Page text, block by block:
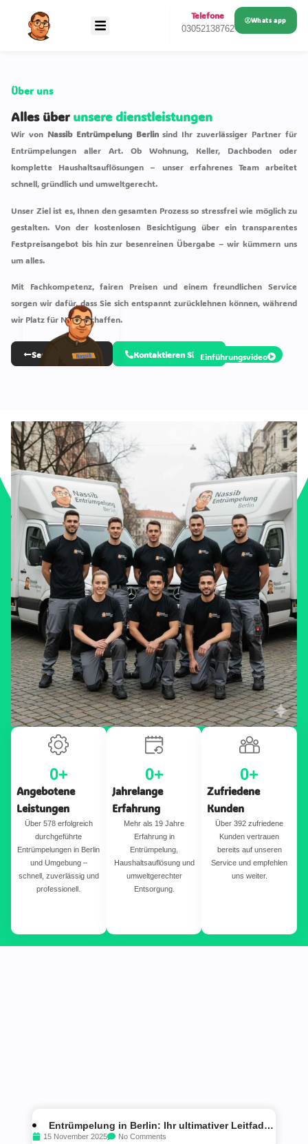
Telefone
03052138762
Whats app
Über uns
Alles über unsere dienstleistungen
Wir von Nassib Entrümpelung Berlinsind Ihr zuverlässiger Partner für
Entrümpelungen aller Art. Ob Wohnung, Keller, Dachboden oder
komplette Haushaltsauflösungen – unser erfahrenes Team arbeitet
schnell, gründlich und umweltgerecht.
Unser Ziel ist es, Ihnen den gesamten Prozess so stressfrei wie möglich zu
gestalten. Von der kostenlosen Besichtigung über ein transparentes
Festpreisangebot bis hin zur besenreinen Übergabe – wir kümmern uns
um alles.
Mit Fachkompetenz, fairen Preisen und einem freundlichen Service
sorgen wir dafür, dass Sie sich entspannt zurücklehnen können, während
wir Platz für Neues schaffen.
Services anzeigen Kontaktieren Sie unsEinführungsvideo
Angebotene
Leistungen
0+
Über 578 erfolgreich
durchgeführte
Entrümpelungen in Berlin
und Umgebung –
schnell, zuverlässig und
professionell.
Jahrelange
Erfahrung
0+
Mehr als 19 Jahre
Erfahrung in
Entrümpelung,
Haushaltsauflösung und
umweltgerechter
Entsorgung.
Zufriedene
Kunden
0+
Über 392 zufriedene
Kunden vertrauen
bereits auf unseren
Service und empfehlen
uns weiter.
Entrümpelung in Berlin: Ihr ultimativer Leitfaden
15 November 2025 No Comments